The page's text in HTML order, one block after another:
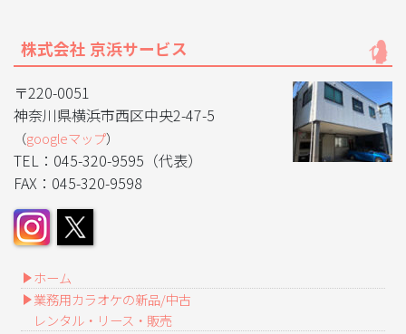
株式会社 京浜サービス
〒220-0051
神奈川県横浜市西区中央2-47-5
（googleマップ）
TEL：045-320-9595（代表）
FAX：045-320-9598
ホーム
業務用カラオケの新品/中古
レンタル・リース・販売